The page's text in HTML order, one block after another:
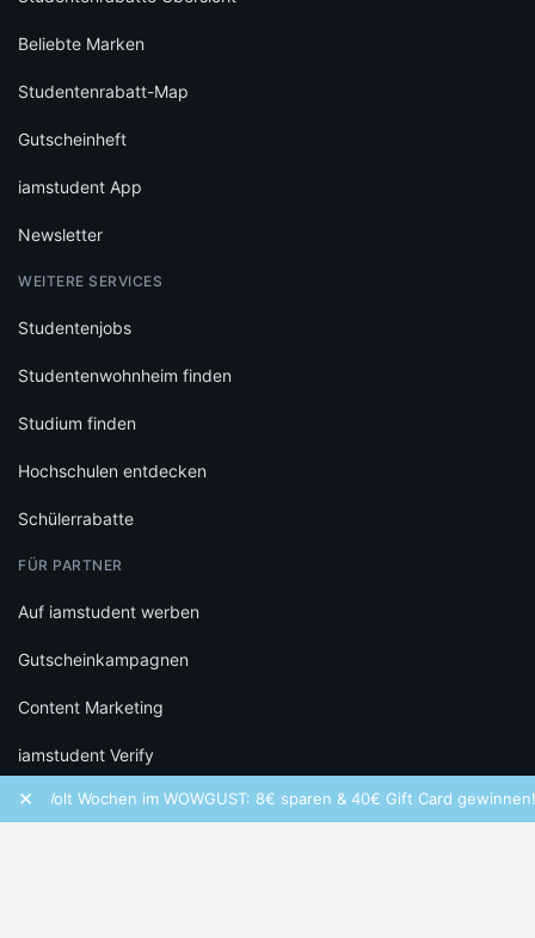
×
Wolt Wochen im WOWGUST: 8€ sparen & 40€ Gift Card gewinnen!
Beliebte Marken
Studentenrabatt-Map
Gutscheinheft
iamstudent App
Newsletter
WEITERE SERVICES
Studentenjobs
Studentenwohnheim finden
Studium finden
Hochschulen entdecken
Schülerrabatte
FÜR PARTNER
Auf iamstudent werben
Gutscheinkampagnen
Content Marketing
iamstudent Verify